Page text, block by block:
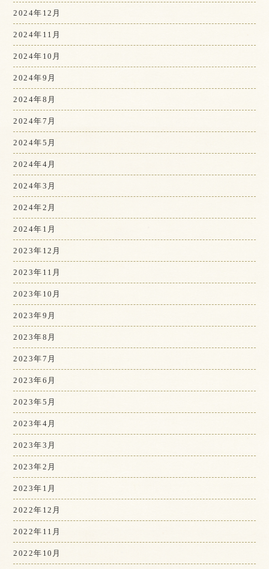
2024年12月
2024年11月
2024年10月
2024年9月
2024年8月
2024年7月
2024年5月
2024年4月
2024年3月
2024年2月
2024年1月
2023年12月
2023年11月
2023年10月
2023年9月
2023年8月
2023年7月
2023年6月
2023年5月
2023年4月
2023年3月
2023年2月
2023年1月
2022年12月
2022年11月
2022年10月